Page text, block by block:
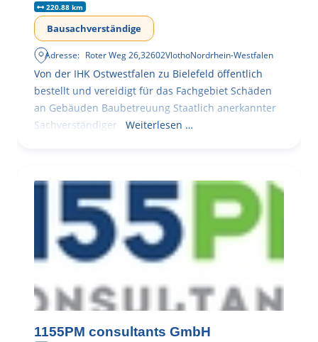
220.88 km
Bausachverständige
Adresse: Roter Weg 26,32602VlothoNordrhein-Westfalen
Von der IHK Ostwestfalen zu Bielefeld öffentlich
bestellt und vereidigt für das Fachgebiet Schäden
an Gebäuden Baubetreuung Staatlich anerkannter
Sachverständiger
Weiterlesen …
1155PM consultants GmbH